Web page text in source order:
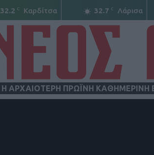
32.2 C Καρδίτσα 32.7 C Λάρισα
Η ΑΡΧΑΙΟΤΕΡΗ ΠΡΩΪΝΗ ΚΑΘΗΜΕΡΙΝΗ